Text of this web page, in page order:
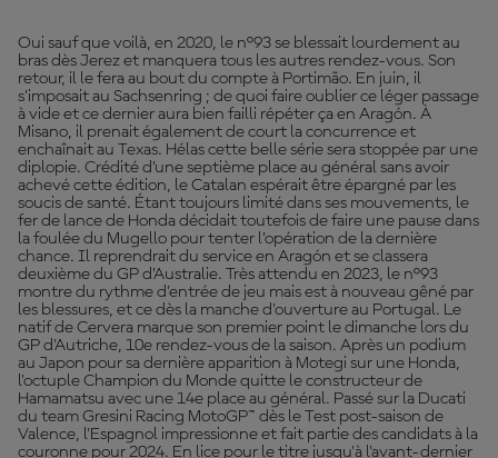
Oui sauf que voilà, en 2020, le n°93 se blessait lourdement au
bras dès Jerez et manquera tous les autres rendez-vous. Son
retour, il le fera au bout du compte à Portimão. En juin, il
s’imposait au Sachsenring ; de quoi faire oublier ce léger passage
à vide et ce dernier aura bien failli répéter ça en Aragón. À
Misano, il prenait également de court la concurrence et
enchaînait au Texas. Hélas cette belle série sera stoppée par une
diplopie. Crédité d’une septième place au général sans avoir
achevé cette édition, le Catalan espérait être épargné par les
soucis de santé. Étant toujours limité dans ses mouvements, le
fer de lance de Honda décidait toutefois de faire une pause dans
la foulée du Mugello pour tenter l’opération de la dernière
chance. Il reprendrait du service en Aragón et se classera
deuxième du GP d’Australie. Très attendu en 2023, le n°93
montre du rythme d'entrée de jeu mais est à nouveau gêné par
les blessures, et ce dès la manche d'ouverture au Portugal. Le
natif de Cervera marque son premier point le dimanche lors du
GP d'Autriche, 10e rendez-vous de la saison. Après un podium
au Japon pour sa dernière apparition à Motegi sur une Honda,
l'octuple Champion du Monde quitte le constructeur de
Hamamatsu avec une 14e place au général. Passé sur la Ducati
du team Gresini Racing MotoGP™ dès le Test post-saison de
Valence, l'Espagnol impressionne et fait partie des candidats à la
couronne pour 2024. En lice pour le titre jusqu'à l'avant-dernier